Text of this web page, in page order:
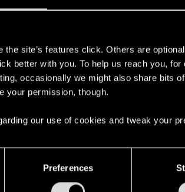
the site’s features click. Others are
better with you. To help us reach you,
occasionally we might also share bits
your permission, though.
our use of cookies and tweak your
Preferences
2 (i pierwszego) konsole Sony?